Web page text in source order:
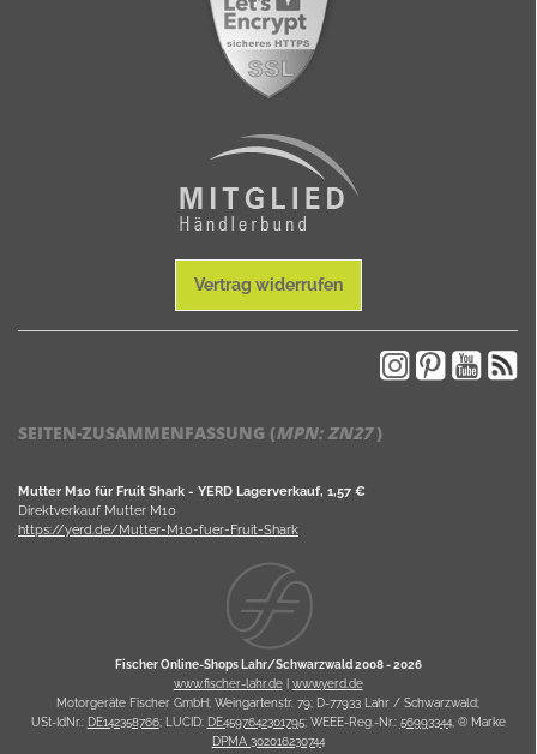
Vertrag widerrufen
SEITEN-ZUSAMMENFASSUNG (MPN:ZN27)
Mutter M10 für Fruit Shark - YERD Lagerverkauf, 1,57 €
Direktverkauf Mutter M10
https://yerd.de/Mutter-M10-fuer-Fruit-Shark
Fischer Online-Shops Lahr/Schwarzwald 2008 -2026
www.fischer-lahr.de| www.yerd.de
Motorgeräte Fischer GmbH; Weingartenstr. 79; D-77933 Lahr / Schwarzwald;
USt-IdNr.: DE142358766; LUCID: DE4597642301795; WEEE-Reg.-Nr.: 56993344, ® Marke
DPMA 302016230744